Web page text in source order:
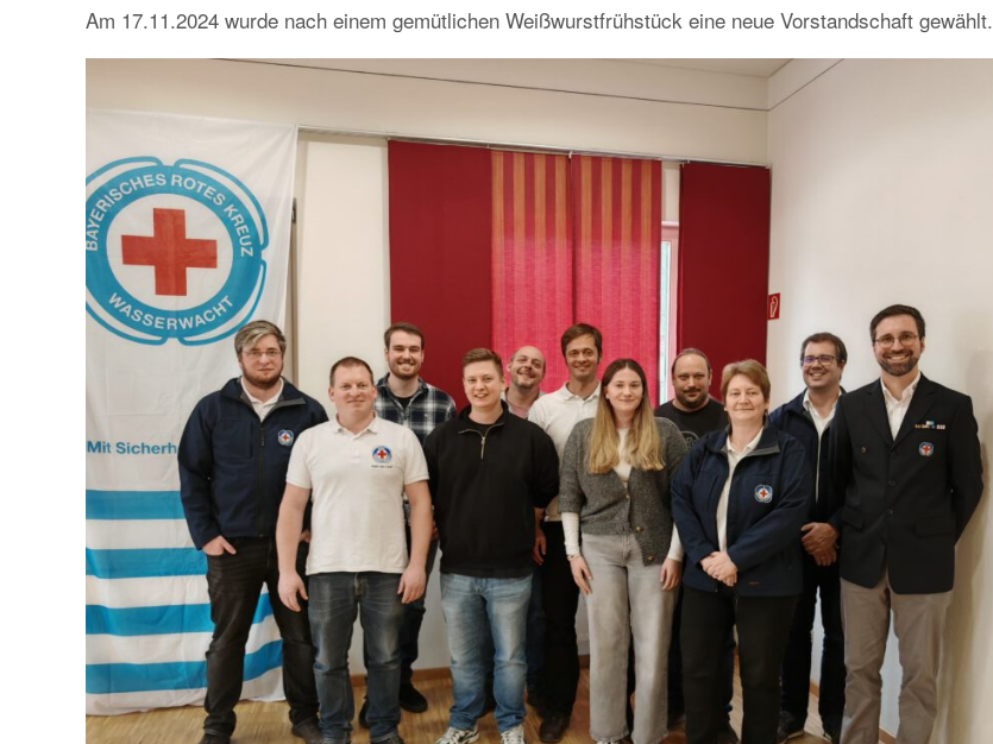
Am 17.11.2024 wurde nach einem gemütlichen Weißwurstfrühstück eine neue Vorstandschaft gewählt.